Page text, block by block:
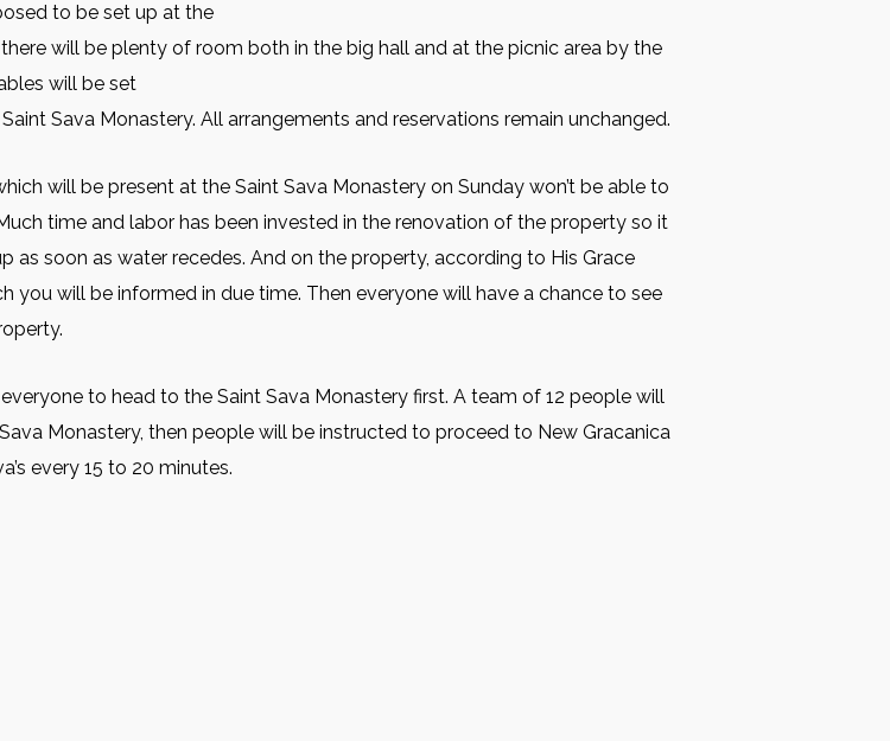
to be set up at the
will be plenty of room both in the big hall and at the picnic area by the
will be set
Sava Monastery. All arrangements and reservations remain unchanged.
will be present at the Saint Sava Monastery on Sunday won’t be able to
time and labor has been invested in the renovation of the property so it
as soon as water recedes. And on the property, according to His Grace
you will be informed in due time. Then everyone will have a chance to see
to head to the Saint Sava Monastery first. A team of 12 people will
Monastery, then people will be instructed to proceed to New Gracanica
every 15 to 20 minutes.